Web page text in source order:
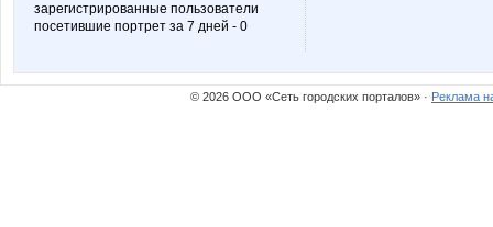
зарегистрированные пользователи
посетившие портрет за 7 дней - 0
© 2026 ООО «Сеть городских порталов» · Реклама